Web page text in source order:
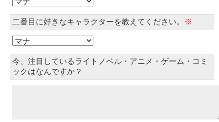
二番目に好きなキャラクターを教えてください。 ※
今、注目しているライトノベル・アニメ・ゲーム・コミ
ックはなんですか？